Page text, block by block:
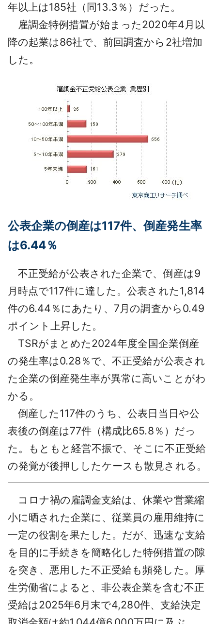
年以上は185社（同13.3％）だった。
雇調金特例措置が始まった2020年4月以
降の起業は86社で、前回調査から2社増加
した。
公表企業の倒産は117件、倒産発生率
は6.44％
不正受給が公表された企業で、倒産は9
月時点で117件に達した。公表された1,814
件の6.44％にあたり、7月の調査から0.49
ポイント上昇した。
TSRがまとめた2024年度全国企業倒産
の発生率は0.28％で、不正受給が公表され
た企業の倒産発生率が異常に高いことがわ
かる。
倒産した117件のうち、公表日当日や公
表後の倒産は77件（構成比65.8％）だっ
た。もともと経営不振で、そこに不正受給
の発覚が後押ししたケースも散見される。
コロナ禍の雇調金支給は、休業や営業縮
小に晒された企業に、従業員の雇用維持に
一定の役割を果たした。だが、迅速な支給
を目的に手続きを簡略化した特例措置の隙
を突き、悪用した不正受給も頻発した。厚
生労働省によると、非公表企業を含む不正
受給は2025年6月末で4,280件、支給決定